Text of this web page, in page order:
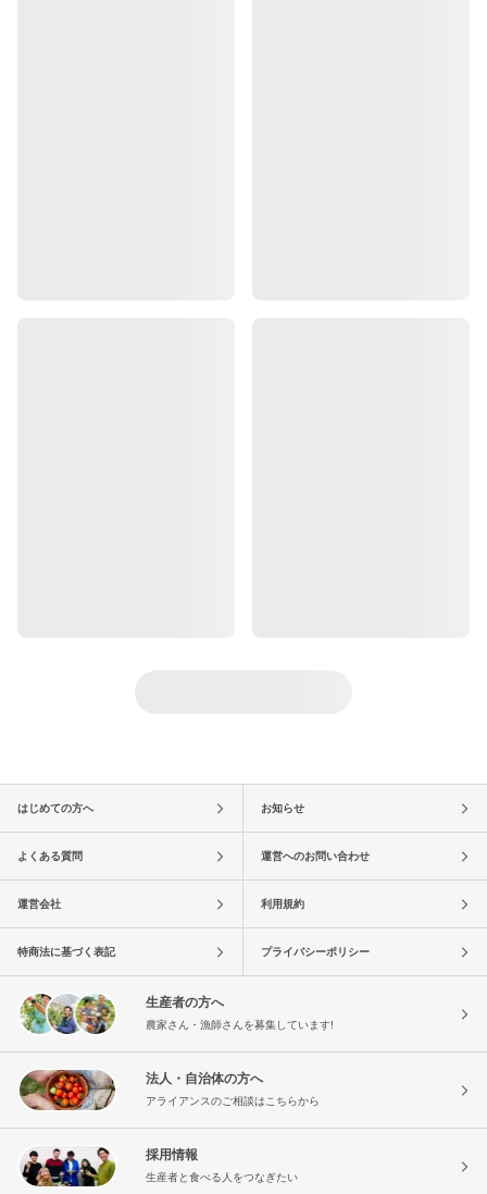
はじめての方へ お知らせ
よくある質問 運営へのお問い合わせ
運営会社 利用規約
特商法に基づく表記 プライバシーポリシー
生産者の方へ
農家さん・漁師さんを募集しています!
法人・自治体の方へ
アライアンスのご相談はこちらから
採用情報
生産者と食べる人をつなぎたい